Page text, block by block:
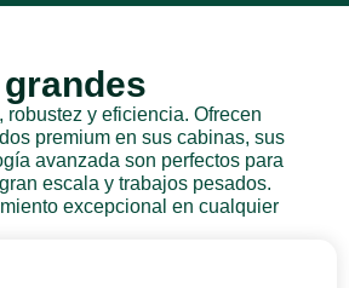
y eficiencia. Ofrecen
premium en sus cabinas, sus
avanzada son perfectos para
escala y trabajos pesados.
excepcional en cualquier